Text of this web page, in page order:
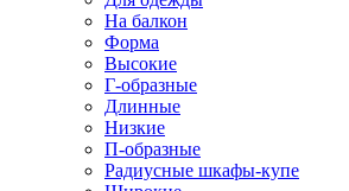
На балкон
Форма
Высокие
Г-образные
Длинные
Низкие
П-образные
Радиусные шкафы-купе